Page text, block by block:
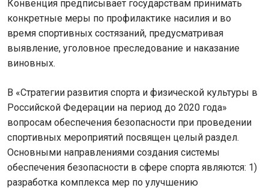
Конвенция предписывает государствам принимать
конкретные меры по профилактике насилия и во
время спортивных состязаний, предусматривая
выявление, уголовное преследование и наказание
виновных.
В «Стратегии развития спорта и физической культуры в
Российской Федерации на период до 2020 года»
вопросам обеспечения безопасности при проведении
спортивных мероприятий посвящен целый раздел.
Основными направлениями создания системы
обеспечения безопасности в сфере спорта являются: 1)
разработка комплекса мер по улучшению